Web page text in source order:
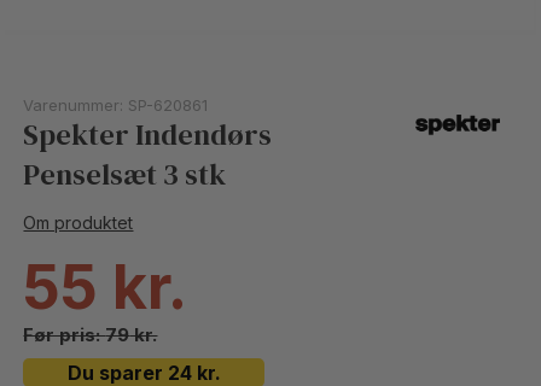
Varenummer: SP-620861
Spekter Indendørs
Penselsæt 3 stk
Om produktet
55
79
Du sparer 24 kr.